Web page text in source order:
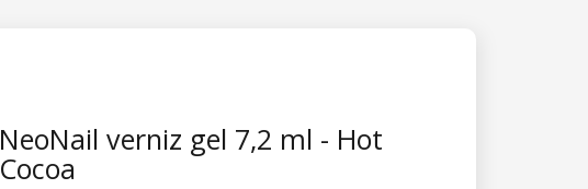
NeoNail verniz gel 7,2 ml - Hot
Cocoa